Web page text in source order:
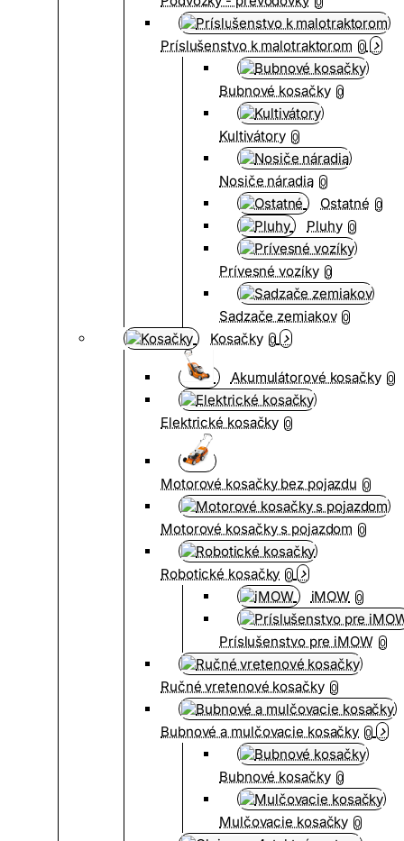
Príslušenstvo k malotraktorom 0
Bubnové kosačky 0
Kultivátory 0
Nosiče náradia 0
Ostatné 0
Pluhy 0
Prívesné vozíky 0
Sadzače zemiakov 0
Kosačky 0
Akumulátorové kosačky 0
Elektrické kosačky 0
Motorové kosačky bez pojazdu 0
Motorové kosačky s pojazdom 0
Robotické kosačky 0
iMOW 0
Príslušenstvo pre iMOW 0
Ručné vretenové kosačky 0
Bubnové a mulčovacie kosačky 0
Bubnové kosačky 0
Mulčovacie kosačky 0